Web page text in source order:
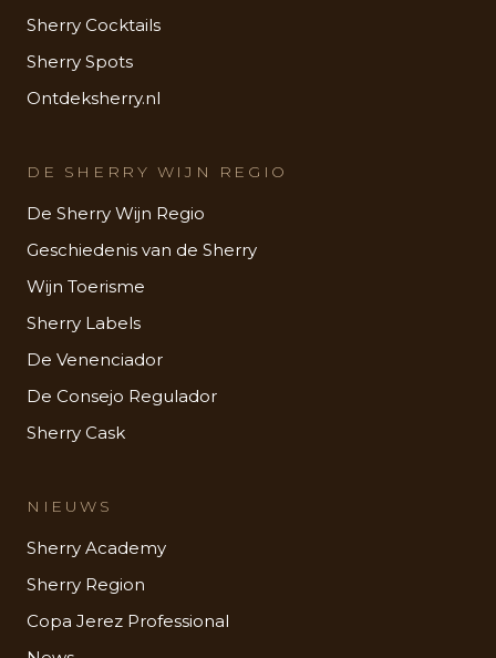
Sherry Cocktails
Sherry Spots
Ontdeksherry.nl
DE SHERRY WIJN REGIO
De Sherry Wijn Regio
Geschiedenis van de Sherry
Wijn Toerisme
Sherry Labels
De Venenciador
De Consejo Regulador
Sherry Cask
NIEUWS
Sherry Academy
Sherry Region
Copa Jerez Professional